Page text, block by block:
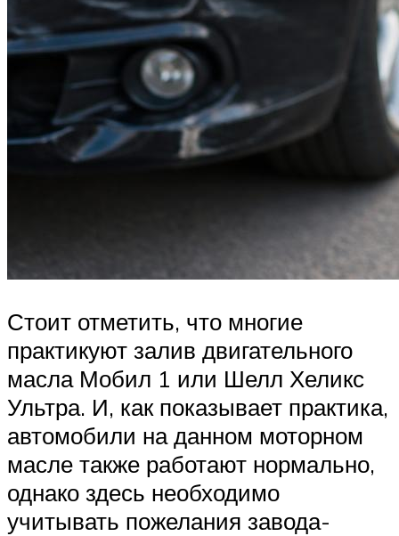
Стоит отметить, что многие
практикуют залив двигательного
масла Мобил 1 или Шелл Хеликс
Ультра. И, как показывает практика,
автомобили на данном моторном
масле также работают нормально,
однако здесь необходимо
учитывать пожелания завода-